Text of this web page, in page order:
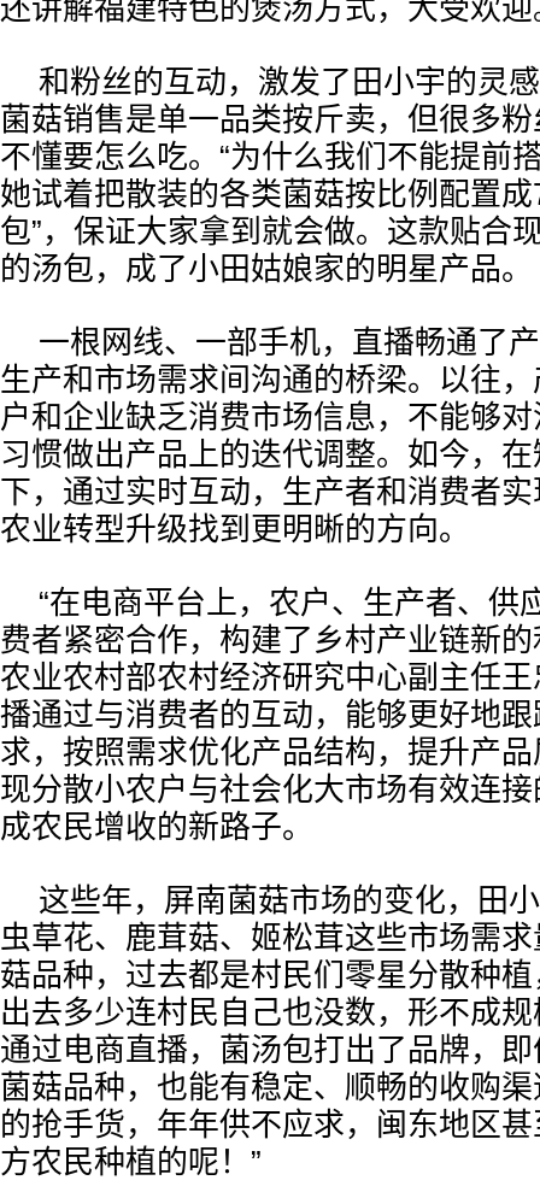
还讲解福建特色的煲汤方式，大受欢迎
和粉丝的互动，激发了田小宇的灵
菌菇销售是单一品类按斤卖，但很多
不懂要怎么吃。“为什么我们不能提前
她试着把散装的各类菌菇按比例配置成
包”，保证大家拿到就会做。这款贴合
的汤包，成了小田姑娘家的明星产品。
一根网线、一部手机，直播畅通了
生产和市场需求间沟通的桥梁。以往
户和企业缺乏消费市场信息，不能够
习惯做出产品上的迭代调整。如今，
下，通过实时互动，生产者和消费者
农业转型升级找到更明晰的方向。
“在电商平台上，农户、生产者、供
费者紧密合作，构建了乡村产业链新的
农业农村部农村经济研究中心副主任
播通过与消费者的互动，能够更好地
求，按照需求优化产品结构，提升产
现分散小农户与社会化大市场有效连
成农民增收的新路子。
这些年，屏南菌菇市场的变化，田
虫草花、鹿茸菇、姬松茸这些市场需
菇品种，过去都是村民们零星分散种
出去多少连村民自己也没数，形不成
通过电商直播，菌汤包打出了品牌，
菌菇品种，也能有稳定、顺畅的收购
的抢手货，年年供不应求，闽东地区
方农民种植的呢！”